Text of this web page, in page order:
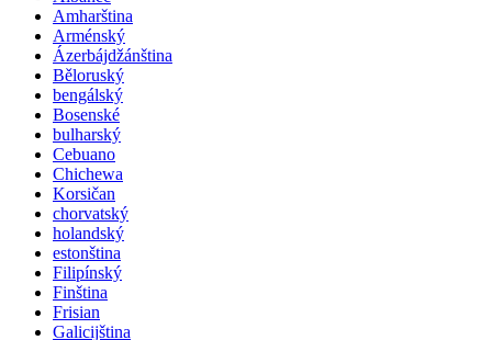
Amharština
Arménský
Ázerbájdžánština
Běloruský
bengálský
Bosenské
bulharský
Cebuano
Chichewa
Korsičan
chorvatský
holandský
estonština
Filipínský
Finština
Frisian
Galicijština